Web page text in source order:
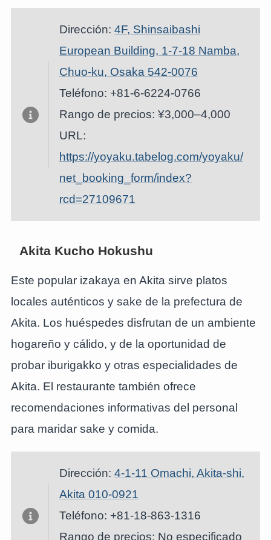
Dirección: 4F, Shinsaibashi
European Building, 1-7-18 Namba,
Chuo-ku, Osaka 542-0076
Teléfono: +81-6-6224-0766
Rango de precios: ¥3,000–4,000
URL:
https://yoyaku.tabelog.com/yoyaku/
net_booking_form/index?
rcd=27109671
Akita Kucho Hokushu
Este popular izakaya en Akita sirve platos
locales auténticos y sake de la prefectura de
Akita. Los huéspedes disfrutan de un ambiente
hogareño y cálido, y de la oportunidad de
probar iburigakko y otras especialidades de
Akita. El restaurante también ofrece
recomendaciones informativas del personal
para maridar sake y comida.
Dirección: 4-1-11 Omachi, Akita-shi,
Akita 010-0921
Teléfono: +81-18-863-1316
Rango de precios: No especificado